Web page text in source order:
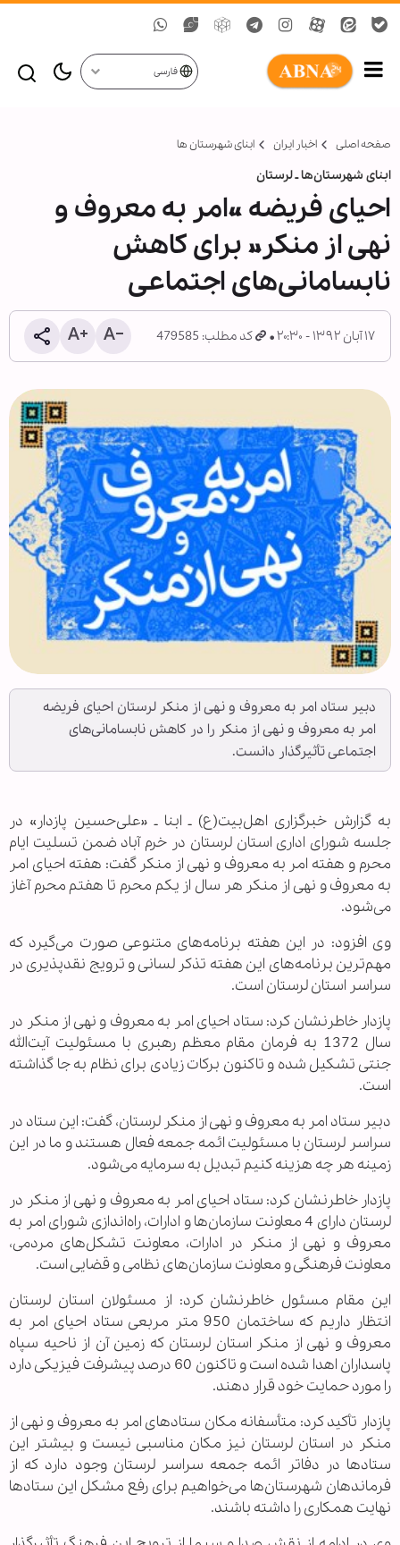
فارسی
صفحه اصلی اخبار ایران ابنای شهرستان ها
ابنای شهرستان‌ها ـ لرستان
احیای فریضه «امر به معروف و
نهی از منکر» برای کاهش
نابسامانی‌های اجتماعی‌
۱۷ آبان ۱۳۹۲ - ۲۰:۳۰ کد مطلب: 479585
دبیر ستاد امر به معروف و نهی از منکر لرستان احیای فریضه
امر به معروف و نهی از منکر را در کاهش نابسامانی‌های
اجتماعی تأثیرگذار دانست.
به گزارش خبرگزاری اهل‌بیت(ع) ـ ابنا ـ «علی‌حسین پازدار» در
جلسه شورای اداری استان لرستان در خرم آباد ضمن تسلیت ایام
محرم و هفته امر به معروف و نهی از منکر گفت: هفته احیای امر
به معروف و نهی از منکر هر سال از یکم محرم تا هفتم محرم آغاز
می‌شود.
وی افزود: در این هفته برنامه‌های متنوعی صورت می‌گیرد که
مهم‌ترین برنامه‌‌های این هفته تذکر لسانی و ترویج نقدپذیری در
سراسر استان لرستان است.
پازدار خاطرنشان کرد: ستاد احیای امر به معروف و نهی از منکر در
سال 1372 به فرمان مقام معظم رهبری با مسئولیت آیت‌الله
جنتی تشکیل شده و تاکنون برکات زیادی برای نظام به جا گذاشته
است.
دبیر ستاد امر به معروف و نهی از منکر لرستان، گفت: این ستاد در
سراسر لرستان با مسئولیت ائمه جمعه فعال هستند و ما در این
زمینه هر چه هزینه کنیم تبدیل به سرمایه می‌شود.
پازدار خاطرنشان کرد: ستاد احیای امر به معروف و نهی از منکر در
لرستان دارای 4 معاونت سازمان‌ها و ادارات، راه‌اندازی شورای امر به
معروف و نهی از منکر در ادارات، معاونت تشکل‌های مردمی،
معاونت فرهنگی و معاونت سازمان‌های نظامی و قضایی است.
این مقام مسئول خاطرنشان کرد: از مسئولان استان لرستان
انتظار داریم که ساختمان 950 متر مربعی ستاد احیای امر به
معروف و نهی از منکر استان لرستان که زمین آن از ناحیه سپاه
پاسداران اهدا شده است و تاکنون 60 درصد پیشرفت فیزیکی دارد
را مورد حمایت خود قرار دهند.
پازدار تأکید کرد: متأسفانه مکان ستادهای امر به معروف و نهی از
منکر در استان لرستان نیز مکان مناسبی نیست و بیشتر این
ستادها در دفاتر ائمه جمعه سراسر لرستان وجود دارد که از
فرماندهان شهرستان‌ها می‌‌خواهیم برای رفع مشکل این ستادها
نهایت همکاری را داشته باشند.